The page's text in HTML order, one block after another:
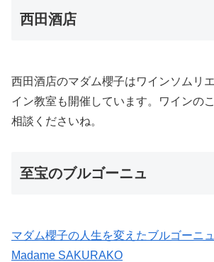
西田酒店
西田酒店のマダム櫻子はワインソムリ
イン教室も開催しています。ワインの
相談くださいね。
至宝のブルゴーニュ
マダム櫻子の人生を変えたブルゴーニ
Madame SAKURAKO